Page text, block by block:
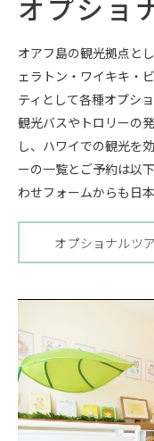
オプショ
オアフ島の観光拠点と
ェラトン・ワイキキ・
ティとして各種オプシ
観光バスやトロリーの
し、ハワイでの観光を
ーの一覧とご予約は以
わせフォームからも日
オプショナルツ